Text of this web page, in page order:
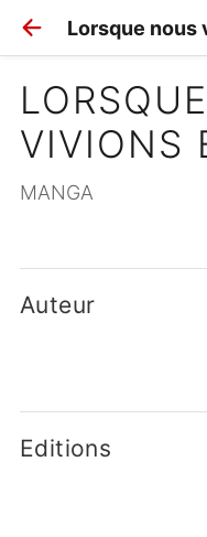
Lorsque nous
VIVIONS
MANGA
Auteur
Editions